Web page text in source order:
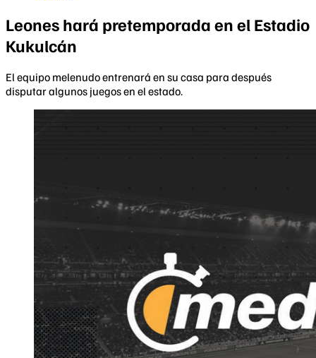
Leones hará pretemporada en el Estadio
Kukulcán
El equipo melenudo entrenará en su casa para después
disputar algunos juegos en el estado.